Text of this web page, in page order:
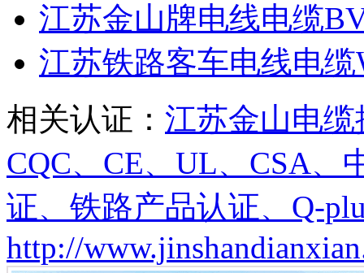
江苏金山牌电线电缆
江苏铁路客车电线电
相关认证： 江苏金山电
CQC、CE、UL、CSA、
证、铁路产品认证、Q-
http://